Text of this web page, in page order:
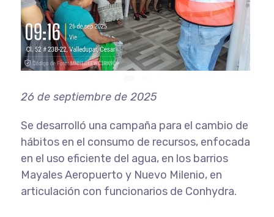
26 de septiembre de 2025
Se desarrolló una campaña para el cambio de
hábitos en el consumo de recursos, enfocada
en el uso eficiente del agua, en los barrios
Mayales Aeropuerto y Nuevo Milenio, en
articulación con funcionarios de Conhydra.